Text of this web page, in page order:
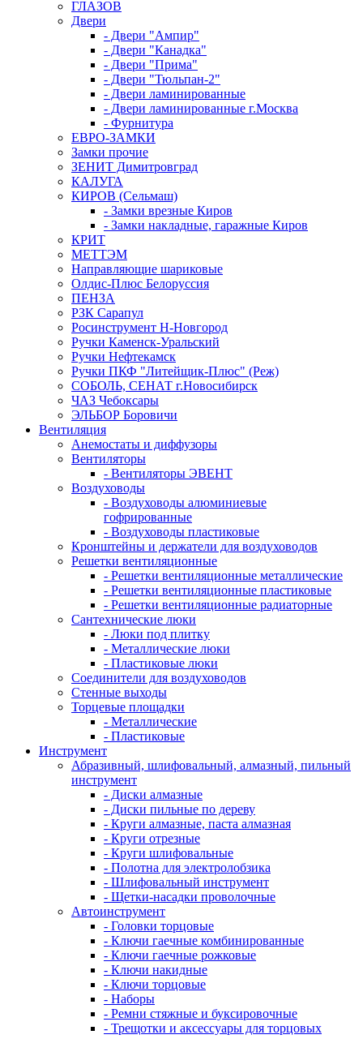
ГЛАЗОВ
Двери
- Двери "Ампир"
- Двери "Канадка"
- Двери "Прима"
- Двери "Тюльпан-2"
- Двери ламинированные
- Двери ламинированные г.Москва
- Фурнитура
ЕВРО-ЗАМКИ
Замки прочие
ЗЕНИТ Димитровград
КАЛУГА
КИРОВ (Сельмаш)
- Замки врезные Киров
- Замки накладные, гаражные Киров
КРИТ
МЕТТЭМ
Направляющие шариковые
Олдис-Плюс Белоруссия
ПЕНЗА
РЗК Сарапул
Росинструмент Н-Новгород
Ручки Каменск-Уральский
Ручки Нефтекамск
Ручки ПКФ "Литейщик-Плюс" (Реж)
СОБОЛЬ, СЕНАТ г.Новосибирск
ЧАЗ Чебоксары
ЭЛЬБОР Боровичи
Вентиляция
Анемостаты и диффузоры
Вентиляторы
- Вентиляторы ЭВЕНТ
Воздуховоды
- Воздуховоды алюминиевые
гофрированные
- Воздуховоды пластиковые
Кронштейны и держатели для воздуховодов
Решетки вентиляционные
- Решетки вентиляционные металлические
- Решетки вентиляционные пластиковые
- Решетки вентиляционные радиаторные
Сантехнические люки
- Люки под плитку
- Металлические люки
- Пластиковые люки
Соединители для воздуховодов
Стенные выходы
Торцевые площадки
- Металлические
- Пластиковые
Инструмент
Абразивный, шлифовальный, алмазный, пильный
инструмент
- Диски алмазные
- Диски пильные по дереву
- Круги алмазные, паста алмазная
- Круги отрезные
- Круги шлифовальные
- Полотна для электролобзика
- Шлифовальный инструмент
- Щетки-насадки проволочные
Автоинструмент
- Головки торцовые
- Ключи гаечные комбинированные
- Ключи гаечные рожковые
- Ключи накидные
- Ключи торцовые
- Наборы
- Ремни стяжные и буксировочные
- Трещотки и аксессуары для торцовых